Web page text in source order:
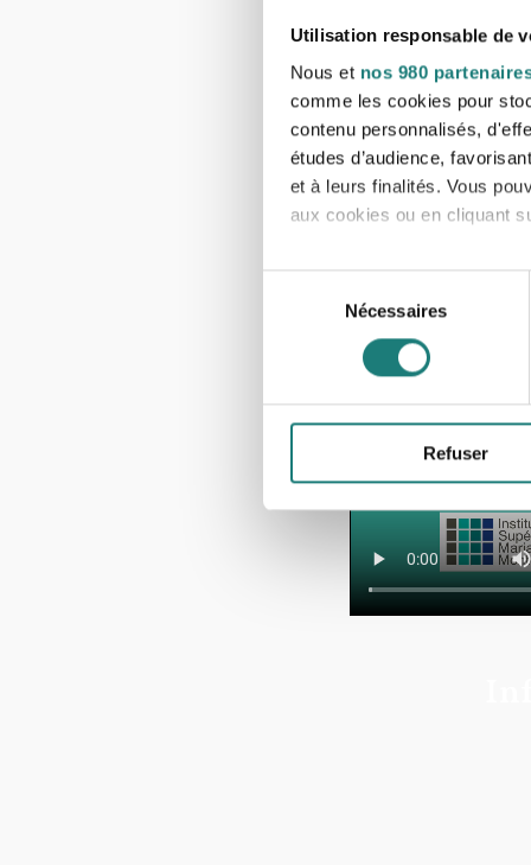
Utilisation responsable de
Nous et nos 980
comme les cookies pour
contenu personnalisés,
études d’audience,
et à leurs finalités. Vous
aux cookies ou en cliquant
Pour en savoir plus sur le
Détails » . Vous pouvez
Les cookies nous
vous leur avez fournies ou
consentement
Nécessaires
Refuser